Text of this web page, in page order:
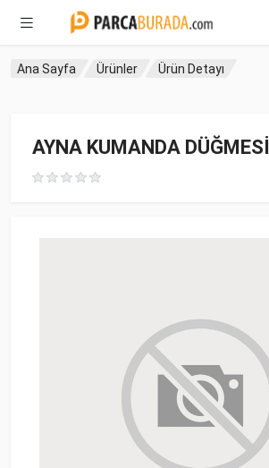
Ana Sayfa Ürünler Ürün Detayı
AYNA KUMANDA DÜĞMESİ